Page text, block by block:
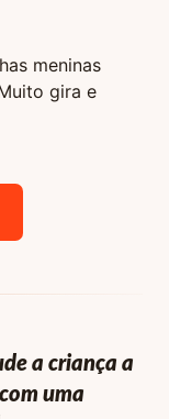
meninas
gira e
a criança a
uma